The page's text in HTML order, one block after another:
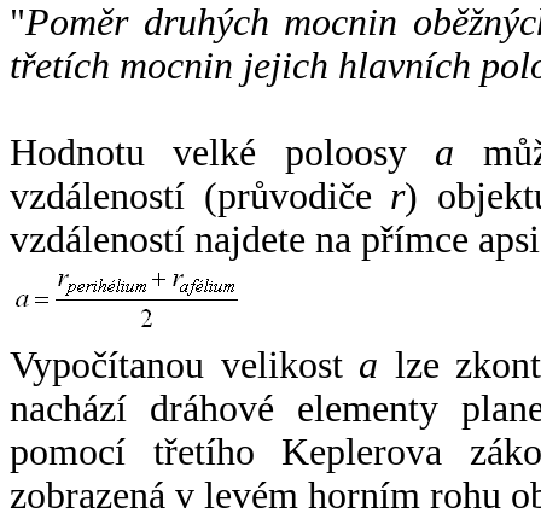
"Poměr druhých mocnin
třetích mocnin jejich hlavních
Hodnotu velké poloosy a
vzdáleností (průvodiče r)
vzdáleností najdete na přímce
Vypočítanou velikost a lze
nachází dráhové elementy
pomocí třetího Keplerova
zobrazená v levém horním rohu